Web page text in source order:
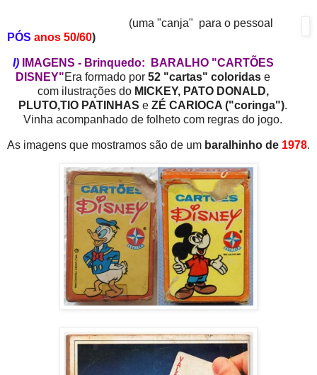
(uma "canja" para o pessoal
PÓS anos 50/60)
I)
IMAGENS - Brinquedo: BARALHO "CARTÕES
DISNEY"Era formado por 52 "cartas" coloridas e
com ilustrações do MICKEY, PATO DONALD,
PLUTO,TIO PATINHASe ZÉ CARIOCA ("coringa").
Vinha acompanhado de folheto com regras do jogo.
As imagens que mostramos são de um baralhinho de 1978.